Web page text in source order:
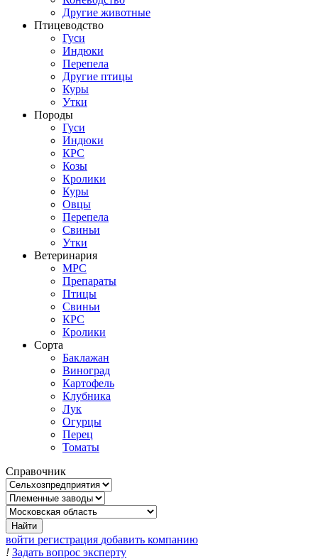
Другие животные
Птицеводство
Гуси
Индюки
Перепела
Другие птицы
Куры
Утки
Породы
Гуси
Индюки
КРС
Козы
Кролики
Куры
Овцы
Перепела
Свиньи
Утки
Ветеринария
МРС
Препараты
Птицы
Свиньи
КРС
Кролики
Сорта
Баклажан
Виноград
Картофель
Клубника
Лук
Огурцы
Перец
Томаты
Справочник
войти регистрация добавить компанию
! Задать вопрос эксперту